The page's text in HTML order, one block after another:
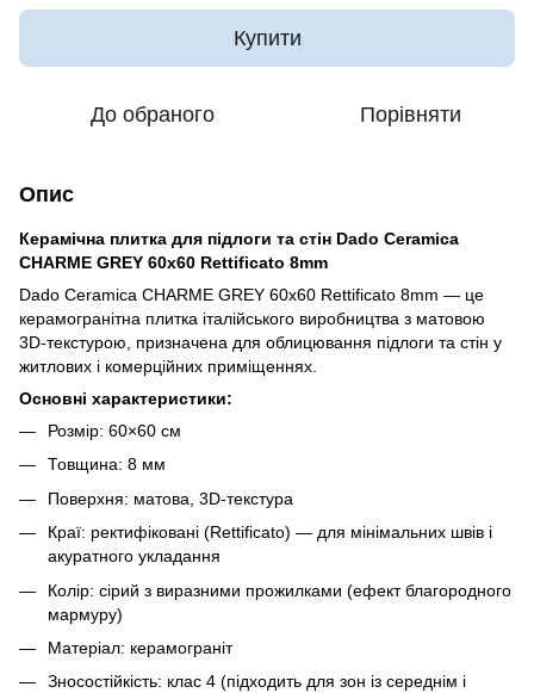
Купити
До обраного Порівняти
Опис
Керамічна плитка для підлоги та стін Dado Ceramica
CHARME GREY 60x60 Rettificato 8mm
Dado Ceramica CHARME GREY 60x60 Rettificato 8mm — це
керамогранітна плитка італійського виробництва з матовою
3D-текстурою, призначена для облицювання підлоги та стін у
житлових і комерційних приміщеннях.
Основні характеристики:
Розмір: 60×60 см
Товщина: 8 мм
Поверхня: матова, 3D-текстура
Краї: ректифіковані (Rettificato) — для мінімальних швів і
акуратного укладання
Колір: сірий з виразними прожилками (ефект благородного
мармуру)
Матеріал: керамограніт
Зносостійкість: клас 4 (підходить для зон із середнім і